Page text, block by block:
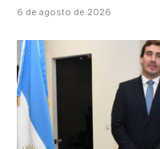
6 de agosto de 2026